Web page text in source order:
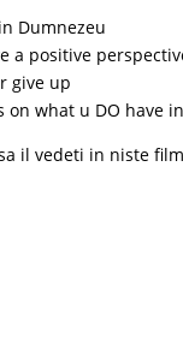
Dumnezeu
a positive
give up
on what u DO have
il vedeti in niste